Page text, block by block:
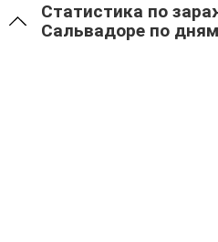
Статистика по
Сальвадоре по дням